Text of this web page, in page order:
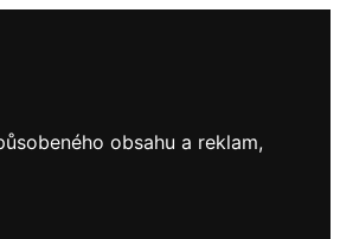
obsahu a reklam,